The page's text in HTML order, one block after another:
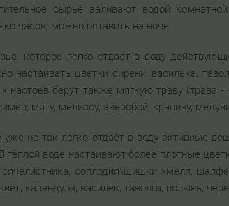
сырьё заливают водой
часов, можно оставить на ночь.
которое легко отдаёт в воду
настаивать цветки сирени, василька,
берут также мягкую траву (трава -
мяту, мелиссу, зверобой, крапиву,
не так легко отдаёт в воду активные
воде настаивают более плотные
соплодия\шишки хмеля,
календула, василёк, таволга, полынь,